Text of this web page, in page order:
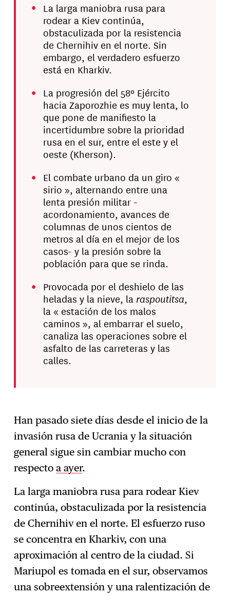
La larga maniobra rusa para
rodear a Kiev continúa,
obstaculizada por la resistencia
de Chernihiv en el norte. Sin
embargo, el verdadero esfuerzo
está en Kharkiv.
La progresión del 58º Ejército
hacia Zaporozhie es muy lenta, lo
que pone de manifiesto la
incertidumbre sobre la prioridad
rusa en el sur, entre el este y el
oeste (Kherson).
El combate urbano da un giro «
sirio », alternando entre una
lenta presión militar -
acordonamiento, avances de
columnas de unos cientos de
metros al día en el mejor de los
casos- y la presión sobre la
población para que se rinda.
Provocada por el deshielo de las
heladas y la nieve, la raspoutitsa,
la « estación de los malos
caminos », al embarrar el suelo,
canaliza las operaciones sobre el
asfalto de las carreteras y las
calles.
Han pasado siete días desde el inicio de la
invasión rusa de Ucrania y la situación
general sigue sin cambiar mucho con
respectoa ayer.
La larga maniobra rusa para rodear Kiev
continúa, obstaculizada por la resistencia
de Chernihiv en el norte. El esfuerzo ruso
se concentra en Kharkiv, con una
aproximación al centro de la ciudad. Si
Mariupol es tomada en el sur, observamos
una sobreextensión y una ralentización de